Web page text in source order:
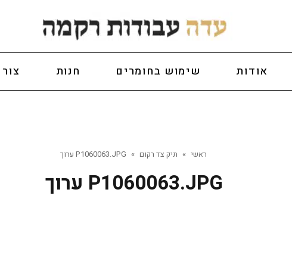
אודות שימוש בחומרים חנות
ראשי » תיק צד רקום » P1060063.JPG ערוך
P1060063.JPG ערוך